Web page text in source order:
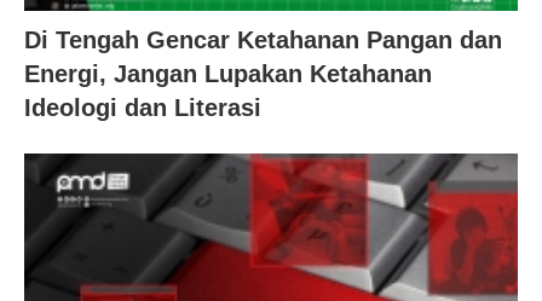
Di Tengah Gencar Ketahanan Pangan dan
Energi, Jangan Lupakan Ketahanan
Ideologi dan Literasi